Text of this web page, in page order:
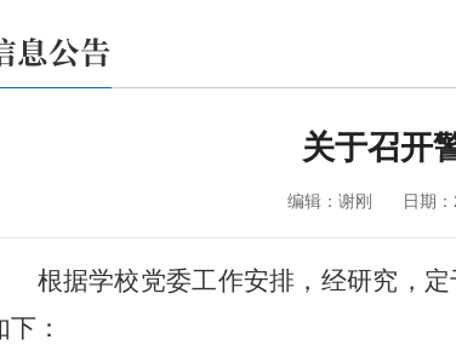
息公告
关于召开
编辑：谢刚 日期
根据学校党委工作安排，经研究，定
下：